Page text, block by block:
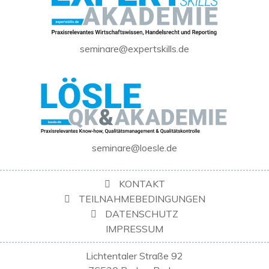
seminare@expertskills.de
seminare@loesle.de
KONTAKT
TEILNAHMEBEDINGUNGEN
DATENSCHUTZ
IMPRESSUM
Lichtentaler Straße 92